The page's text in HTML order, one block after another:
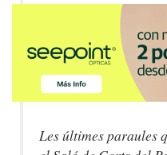
Les últimes paraules